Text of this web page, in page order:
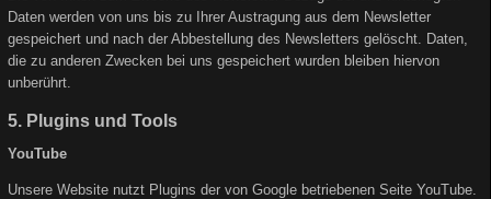
Daten werden von uns bis zu Ihrer Austragung aus dem Newsletter
gespeichert und nach der Abbestellung des Newsletters gelöscht. Daten,
die zu anderen Zwecken bei uns gespeichert wurden bleiben hiervon
unberührt.
5. Plugins und Tools
YouTube
Unsere Website nutzt Plugins der von Google betriebenen Seite YouTube.